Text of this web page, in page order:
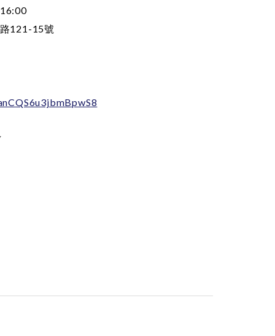
121-15號